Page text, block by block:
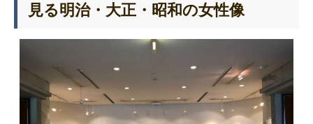
見る明治・大正・昭和の女性像